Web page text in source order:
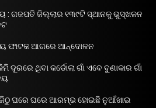
: ଗଜପତି ଜିଲ୍ଲାର ୧୩୯ଟି ସ୍ଥାନକୁ ଭୁସ୍ଖଳନ
ଫାଟକ ଆଗରେ ଆନ୍ଦୋଳନ
ଦୂରରେ ଥିବା କର୍ଡୋଲା ଗାଁ ଏବେ ବୁଣାକାର ଗାଁ
ଘରେ ଘରେ ଆରମ୍ଭ ହୋଇଛି ନୁଆଁଖାଇ